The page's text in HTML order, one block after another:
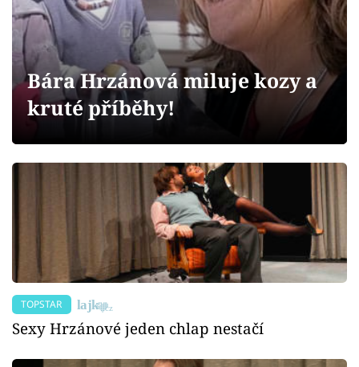
Videa
Sledujte prima+
Bára Hrzánová miluje kozy a
kruté příběhy!
TOPSTAR
Sexy Hrzánové jeden chlap nestačí